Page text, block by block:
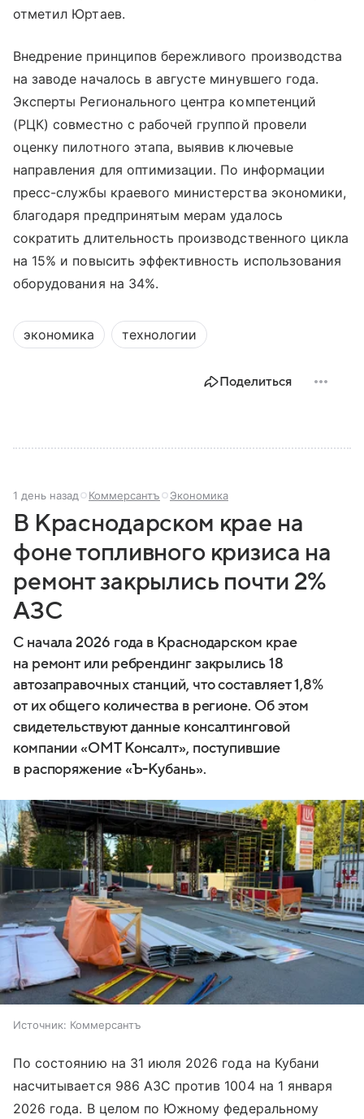
отметил Юртаев.
Внедрение принципов бережливого производства
на заводе началось в августе минувшего года.
Эксперты Регионального центра компетенций
(РЦК) совместно с рабочей группой провели
оценку пилотного этапа, выявив ключевые
направления для оптимизации. По информации
пресс-службы краевого министерства экономики,
благодаря предпринятым мерам удалось
сократить длительность производственного цикла
на 15% и повысить эффективность использования
оборудования на 34%.
экономика технологии
Поделиться
1 день назад Коммерсантъ Экономика
В Краснодарском крае на
фоне топливного кризиса на
ремонт закрылись почти 2%
АЗС
С начала 2026 года в Краснодарском крае
на ремонт или ребрендинг закрылись 18
автозаправочных станций, что составляет 1,8%
от их общего количества в регионе. Об этом
свидетельствуют данные консалтинговой
компании «ОМТ Консалт», поступившие
в распоряжение «Ъ-Кубань».
Источник: Коммерсантъ
По состоянию на 31 июля 2026 года на Кубани
насчитывается 986 АЗС против 1004 на 1 января
2026 года. В целом по Южному федеральному